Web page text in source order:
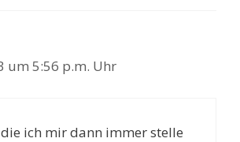
um 5:56 p.m. Uhr
die ich mir dann immer stelle